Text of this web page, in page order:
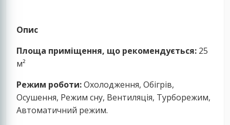
Опис
Площа приміщення, що рекомендується: 25
м²
Режим роботи:Охолодження, Обігрів,
Осушення, Режим сну, Вентиляція, Турборежим,
Автоматичний режим.